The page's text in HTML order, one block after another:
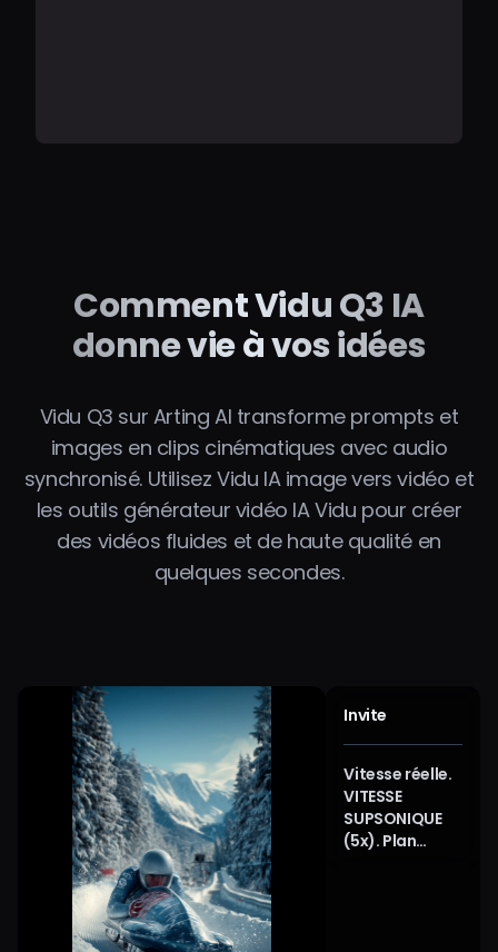
Comment Vidu Q3 IA
donne vie à vos idées
Vidu Q3 sur Arting AI transforme prompts et
images en clips cinématiques avec audio
synchronisé. Utilisez Vidu IA image vers vidéo et
les outils générateur vidéo IA Vidu pour créer
des vidéos fluides et de haute qualité en
quelques secondes.
Invite
Vitesse réelle.
VITESSE
SUPSONIQUE
(5x). Plan